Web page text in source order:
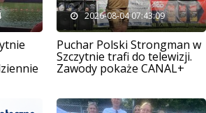
2026-08-04 07:43:09
Puchar Polski Strongman w
Szczytnie trafi do telewizji.
Zawody pokaże CANAL+